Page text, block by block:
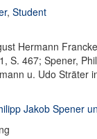
, Student
Hermann
S. 467; Spener,
u. Udo Sträter
Jakob Spener